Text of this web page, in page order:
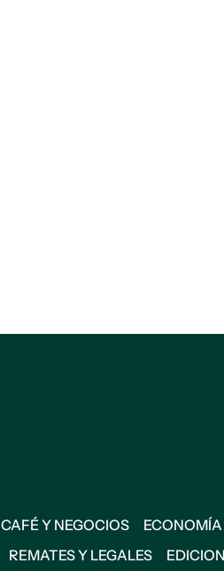
CAFÉ Y NEGOCIOS
REMATES Y LEGALES